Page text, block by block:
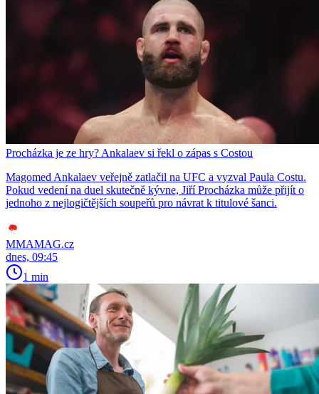
Procházka je ze hry? Ankalaev si řekl o zápas s Costou
Magomed Ankalaev veřejně zatlačil na UFC a vyzval Paula Costu.
Pokud vedení na duel skutečně kývne, Jiří Procházka může přijít o
jednoho z nejlogičtějších soupeřů pro návrat k titulové šanci.
MMAMAG.cz
dnes, 09:45
1 min